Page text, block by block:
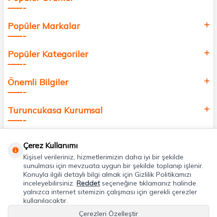
Popüler Markalar
Popüler Kategoriler
Önemli Bilgiler
Turuncukasa Kurumsal
Uygulamalarımız
Adres & İletişim
Çerez Kullanımı
Kişisel verileriniz, hizmetlerimizin daha iyi bir şekilde
sunulması için mevzuata uygun bir şekilde toplanıp işlenir.
Konuyla ilgili detaylı bilgi almak için Gizlilik Politikamızı
inceleyebilirsiniz. Reddetseçeneğine tıklamanız halinde
yalnızca internet sitemizin çalışması için gerekli çerezler
kullanılacaktır.
Çerezleri Özelleştir